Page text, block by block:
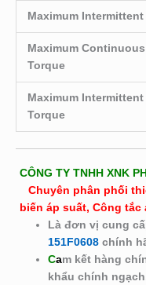
Maximum
Maximum
Torque
Maximum
Torque
CÔNG TY TNHH XNK
Chuyên phân phối
biến áp suất, Công
Là đơn vị cung
151F0608chính
Cam kết hàng
khẩu chính